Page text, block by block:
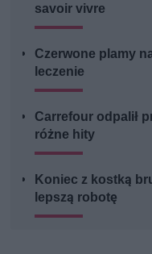
savoir vivre
Czerwone plamy
leczenie
Carrefour odpalił
różne hity
Koniec z kostką
lepszą robotę